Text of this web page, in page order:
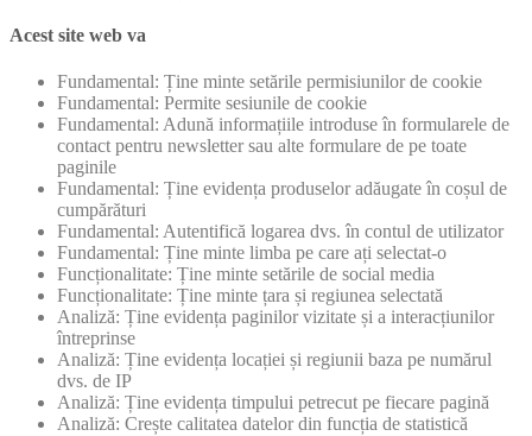
Acest site web va
Fundamental: Ține minte setările permisiunilor de cookie
Fundamental: Permite sesiunile de cookie
Fundamental: Adună informațiile introduse în formularele de
contact pentru newsletter sau alte formulare de pe toate
paginile
Fundamental: Ține evidența produselor adăugate în coșul de
cumpărături
Fundamental: Autentifică logarea dvs. în contul de utilizator
Fundamental: Ține minte limba pe care ați selectat-o
Funcționalitate: Ține minte setările de social media
Funcționalitate: Ține minte țara și regiunea selectată
Analiză: Ține evidența paginilor vizitate și a interacțiunilor
întreprinse
Analiză: Ține evidența locației și regiunii baza pe numărul
dvs. de IP
Analiză: Ține evidența timpului petrecut pe fiecare pagină
Analiză: Crește calitatea datelor din funcția de statistică